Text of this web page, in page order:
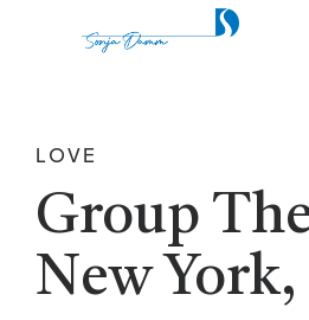
LOVE
Group
New York,